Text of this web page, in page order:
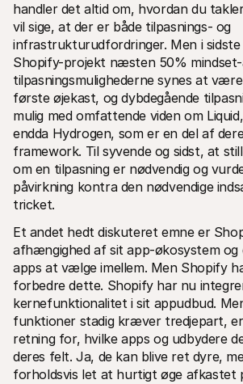
handler det altid om, hvordan du
vil sige, at der er både tilpasnings- og
infrastrukturudfordringer. Men i
Shopify-projekt næsten 50% mindset-
tilpasningsmulighederne synes at
første øjekast, og dybdegående
mulig med omfattende viden om
endda Hydrogen, som er en del af
framework. Til syvende og sidst, at
om en tilpasning er nødvendig og
påvirkning kontra den nødvendige
tricket.
Et andet hedt diskuteret emne er
afhængighed af sit app-økosystem
apps at vælge imellem. Men Shopify
forbedre dette. Shopify har nu
kernefunktionalitet i sit appudbud.
funktioner stadig kræver tredjepart,
retning for, hvilke apps og udbydere
deres felt. Ja, de kan blive ret dyre,
forholdsvis let at hurtigt øge afkastet